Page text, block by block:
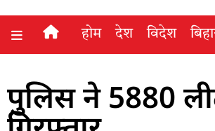
होम देश विदेश
पुलिस ने 5880